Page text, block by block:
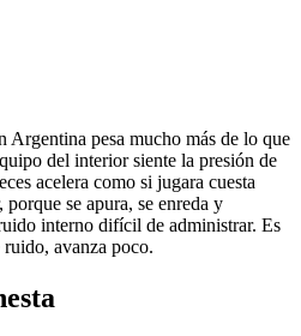
Argentina pesa mucho más de lo que
del interior siente la presión de
acelera como si jugara cuesta
se apura, se enreda y
interno difícil de administrar. Es
avanza poco.